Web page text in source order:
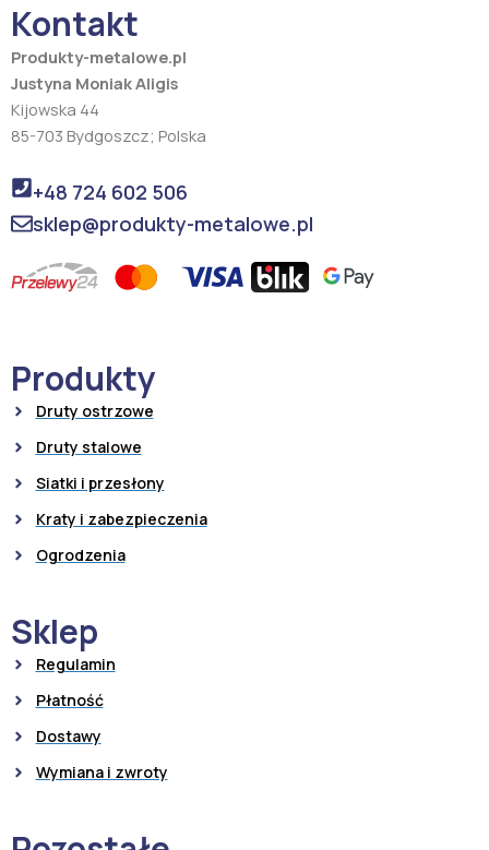
k a
m
Kontakt
Produkty-metalowe.pl
Justyna Moniak Aligis
Kijowska 44
85-703 Bydgoszcz; Polska
+48 724 602 506
sklep@produkty-metalowe.pl
Produkty
Druty ostrzowe
Druty stalowe
Siatki i przesłony
Kraty i zabezpieczenia
Ogrodzenia
Sklep
Regulamin
Płatność
Dostawy
Wymiana i zwroty